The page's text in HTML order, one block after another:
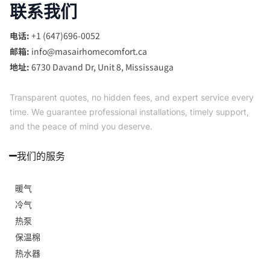
联系我们
电话: +1 (647)696-0052
邮箱: info@masairhomecomfort.ca
地址: 6730 Davand Dr, Unit 8, Mississauga
Transparent quotes, no hidden fees, and expert service every
time. We guarantee professional installations, timely support,
and the peace of mind you deserve.
我们的服务
暖气
冷气
热泵
保温棉
热水器